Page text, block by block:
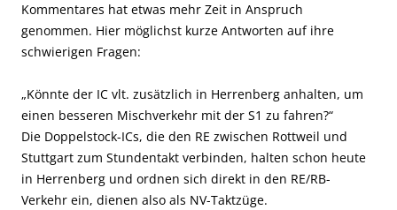
Kommentares hat etwas mehr Zeit in Anspruch
genommen. Hier möglichst kurze Antworten auf ihre
schwierigen Fragen:
„Könnte der IC vlt. zusätzlich in Herrenberg anhalten, um
einen besseren Mischverkehr mit der S1 zu fahren?“
Die Doppelstock-ICs, die den RE zwischen Rottweil und
Stuttgart zum Stundentakt verbinden, halten schon heute
in Herrenberg und ordnen sich direkt in den RE/RB-
Verkehr ein, dienen also als NV-Taktzüge.